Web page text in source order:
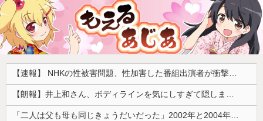
【速報】 NHKの性被害問題、性加害した番組出演者が衝撃告白！
【朗報】井上和さん、ボディラインを気にしすぎて隠しまくってしまう
「二人は父も母も同じきょうだいだった」2002年と2004年、別々に養子に迎えられた男の子と女の子が受けたDNA検査